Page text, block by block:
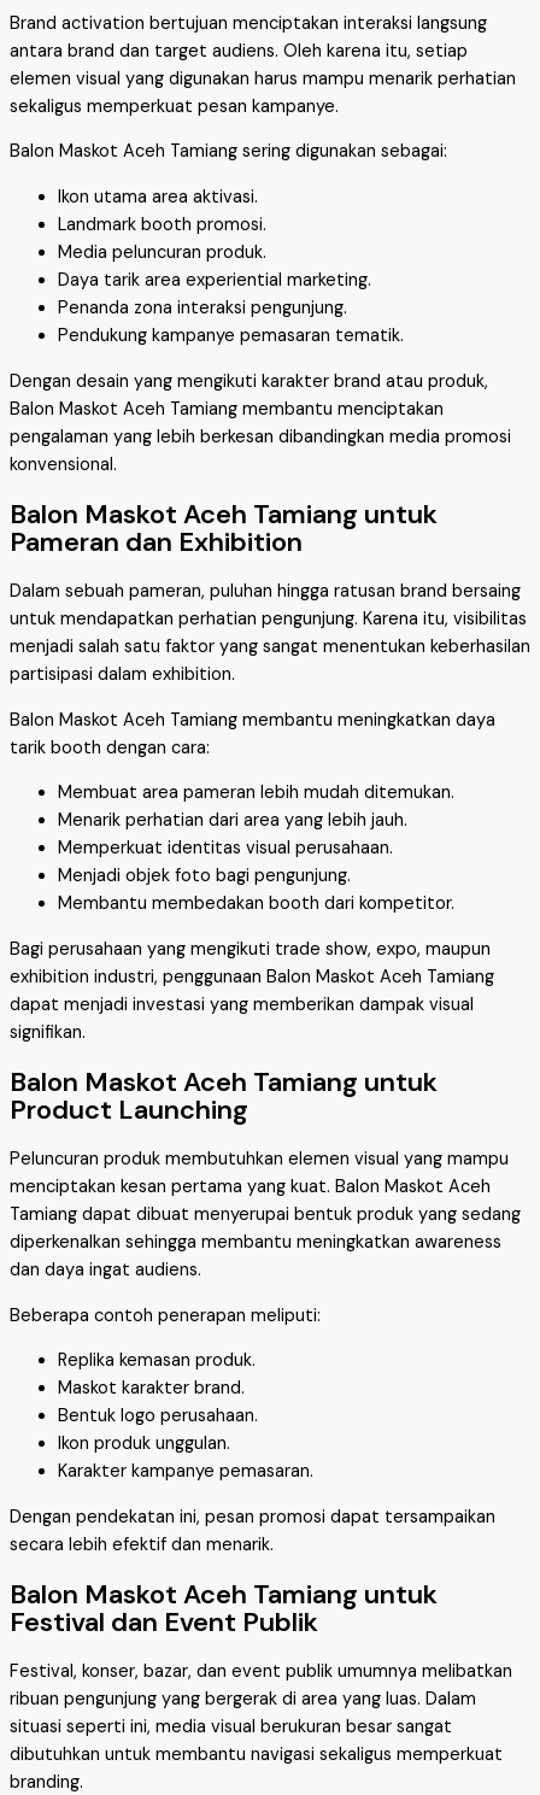
Brand activation bertujuan menciptakan interaksi langsung
antara brand dan target audiens. Oleh karena itu, setiap
elemen visual yang digunakan harus mampu menarik perhatian
sekaligus memperkuat pesan kampanye.
Balon Maskot Aceh Tamiang sering digunakan sebagai:
Ikon utama area aktivasi.
Landmark booth promosi.
Media peluncuran produk.
Daya tarik area experiential marketing.
Penanda zona interaksi pengunjung.
Pendukung kampanye pemasaran tematik.
Dengan desain yang mengikuti karakter brand atau produk,
Balon Maskot Aceh Tamiang membantu menciptakan
pengalaman yang lebih berkesan dibandingkan media promosi
konvensional.
Balon Maskot Aceh Tamiang untuk
Pameran dan Exhibition
Dalam sebuah pameran, puluhan hingga ratusan brand bersaing
untuk mendapatkan perhatian pengunjung. Karena itu, visibilitas
menjadi salah satu faktor yang sangat menentukan keberhasilan
partisipasi dalam exhibition.
Balon Maskot Aceh Tamiang membantu meningkatkan daya
tarik booth dengan cara:
Membuat area pameran lebih mudah ditemukan.
Menarik perhatian dari area yang lebih jauh.
Memperkuat identitas visual perusahaan.
Menjadi objek foto bagi pengunjung.
Membantu membedakan booth dari kompetitor.
Bagi perusahaan yang mengikuti trade show, expo, maupun
exhibition industri, penggunaan Balon Maskot Aceh Tamiang
dapat menjadi investasi yang memberikan dampak visual
signifikan.
Balon Maskot Aceh Tamiang untuk
Product Launching
Peluncuran produk membutuhkan elemen visual yang mampu
menciptakan kesan pertama yang kuat. Balon Maskot Aceh
Tamiang dapat dibuat menyerupai bentuk produk yang sedang
diperkenalkan sehingga membantu meningkatkan awareness
dan daya ingat audiens.
Beberapa contoh penerapan meliputi:
Replika kemasan produk.
Maskot karakter brand.
Bentuk logo perusahaan.
Ikon produk unggulan.
Karakter kampanye pemasaran.
Dengan pendekatan ini, pesan promosi dapat tersampaikan
secara lebih efektif dan menarik.
Balon Maskot Aceh Tamiang untuk
Festival dan Event Publik
Festival, konser, bazar, dan event publik umumnya melibatkan
ribuan pengunjung yang bergerak di area yang luas. Dalam
situasi seperti ini, media visual berukuran besar sangat
dibutuhkan untuk membantu navigasi sekaligus memperkuat
branding.